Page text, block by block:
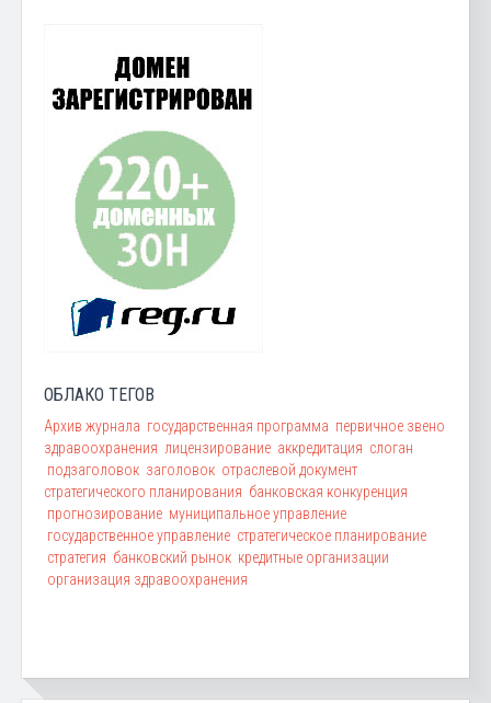
ОБЛАКО ТЕГОВ
Архив журнала государственная программа первичное звено
здравоохранения лицензирование аккредитация слоган
подзаголовок заголовок отраслевой документ
стратегического планирования банковская конкуренция
прогнозирование муниципальное управление
государственное управление стратегическое планирование
стратегия банковский рынок кредитные организации
организация здравоохранения